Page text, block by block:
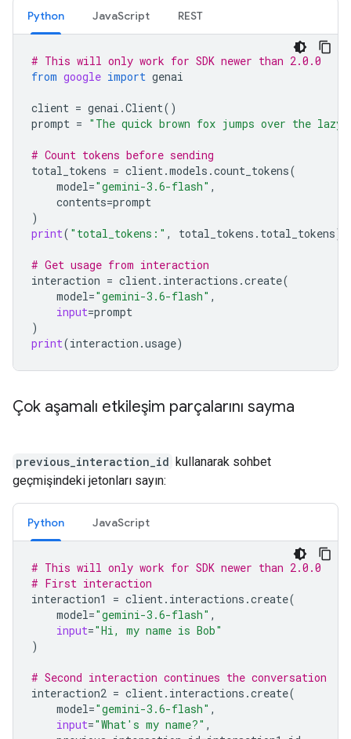
Python JavaScript REST
# This will only work for SDK newer than 2.0.0
from google import genai
client = genai .Client()
prompt = "The quick brown fox jumps over the lazy
# Count tokens before sending
total_tokens = client.models .count_tokens(
model="gemini-3.6-flash" ,
contents=prompt
)
print( "total_tokens:" , total_tokens . total_tokens)
# Get usage from interaction
interaction = client. interactions .create(
model="gemini-3.6-flash" ,
input=prompt
)
print(interaction .usage)
Çok aşamalı etkileşim parçalarını sayma
previous_interaction_id kullanarak sohbet
geçmişindeki jetonları sayın:
Python JavaScript
# This will only work for SDK newer than 2.0.0
# First interaction
interaction1
= client. interactions .create(
model="gemini-3.6-flash" ,
input="Hi, my name is Bob"
)
# Second interaction continues the conversation
interaction2 = client. interactions .create(
model="gemini-3.6-flash" ,
input="What's my name?" ,